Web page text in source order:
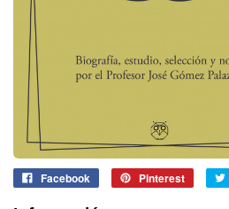
Facebook Pinterest